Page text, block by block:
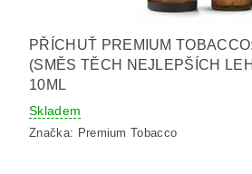
PŘÍCHUŤ PREMIUM
(SMĚS TĚCH NEJLEPŠÍCH
10ML
Skladem
Značka: Premium Tobacco